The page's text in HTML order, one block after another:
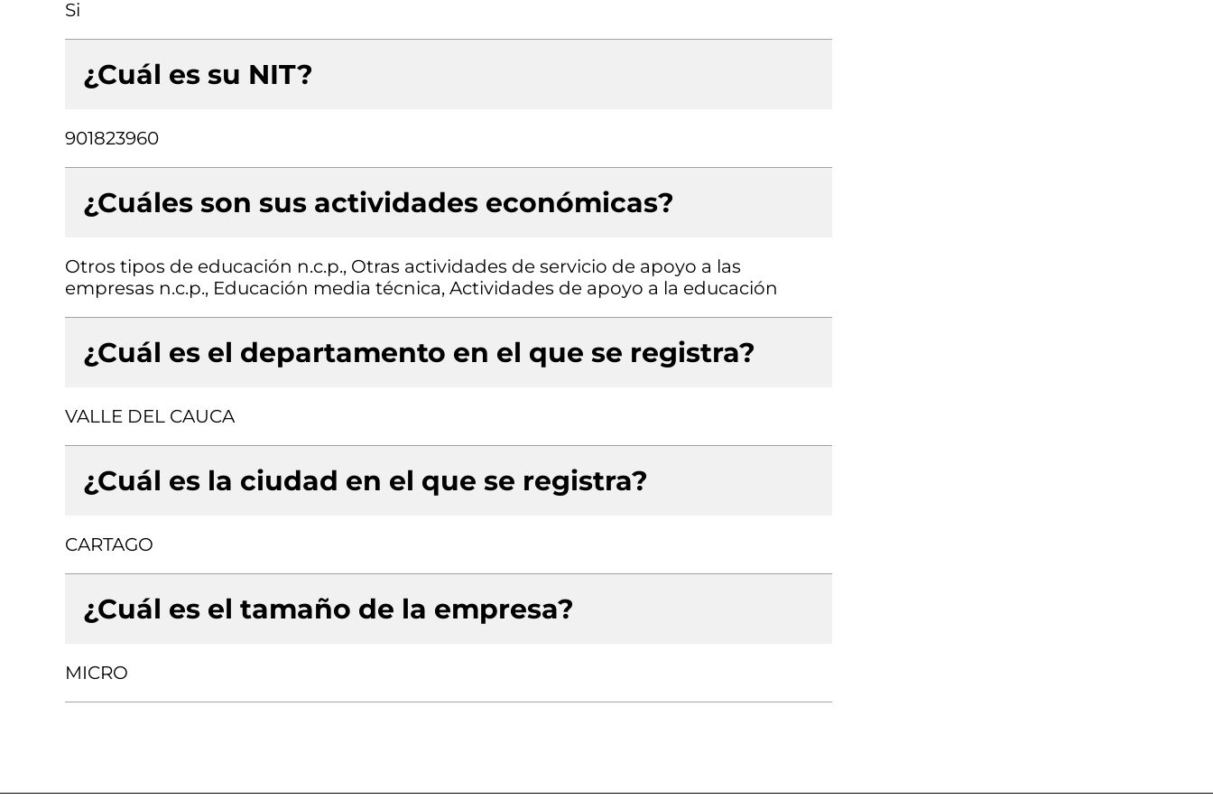
Si
¿Cuál es su NIT?
901823960
¿Cuáles son sus actividades económicas?
Otros tipos de educación n.c.p., Otras actividades de servicio de apoyo a las
empresas n.c.p., Educación media técnica, Actividades de apoyo a la educación
¿Cuál es el departamento en el que se registra?
VALLE DEL CAUCA
¿Cuál es la ciudad en el que se registra?
CARTAGO
¿Cuál es el tamaño de la empresa?
MICRO